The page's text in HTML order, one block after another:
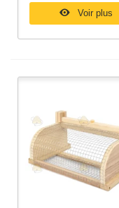
Voir plus